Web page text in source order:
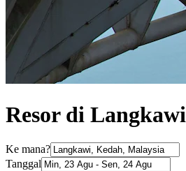
Resor di Langkawi
Ke mana?
Tanggal